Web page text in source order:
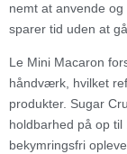
nemt at anvende
sparer tid uden at
Le Mini Macaron
håndværk, hvilket
produkter. Sugar
holdbarhed på op
bekymringsfri